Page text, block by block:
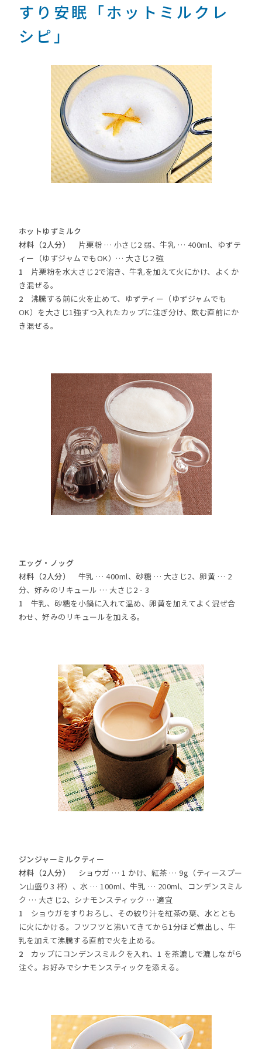
すり安眠「ホットミルクレ
シピ」
ホットゆずミルク
材料（2人分）
片栗粉 … 小さじ2 弱、牛乳 … 400ml、ゆずテ
ィー（ゆずジャムでもOK）… 大さじ2 強
1 片栗粉を水大さじ2で溶き、牛乳を加えて火にかけ、よくか
き混ぜる。
2 沸騰する前に火を止めて、ゆずティー（ゆずジャムでも
OK）を大さじ1強ずつ入れたカップに注ぎ分け、飲む直前にか
き混ぜる。
エッグ・ノッグ
材料（2人分）
牛乳 … 400ml、砂糖 … 大さじ2、卵黄 … 2
分、好みのリキュール … 大さじ2 - 3
1 牛乳、砂糖を小鍋に入れて温め、卵黄を加えてよく混ぜ合
わせ、好みのリキュールを加える。
ジンジャーミルクティー
材料（2人分）
ショウガ … 1 かけ、紅茶 … 9g（ティースプー
ン山盛り3 杯）、水 … 100ml、牛乳 … 200ml、コンデンスミル
ク … 大さじ2、シナモンスティック … 適宜
1 ショウガをすりおろし、その絞り汁を紅茶の葉、水ととも
に火にかける。フツフツと沸いてきてから1分ほど煮出し、牛
乳を加えて沸騰する直前で火を止める。
2 カップにコンデンスミルクを入れ、1 を茶漉しで漉しながら
注ぐ。お好みでシナモンスティックを添える。